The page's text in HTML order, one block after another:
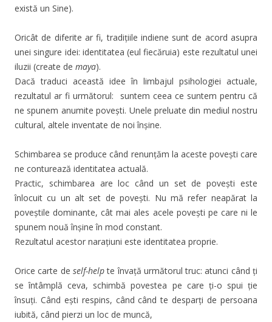
există un Sine).
Oricât de diferite ar fi, tradițiile indiene sunt de acord asupra
unei singure idei: identitatea (eul fiecăruia) este rezultatul unei
iluzii (create de maya).
Dacă traduci această idee în limbajul psihologiei actuale,
rezultatul ar fi următorul: suntem ceea ce suntem pentru că
ne spunem anumite povești. Unele preluate din mediul nostru
cultural, altele inventate de noi înșine.
Schimbarea se produce când renunțăm la aceste povești care
ne conturează identitatea actuală.
Practic, schimbarea are loc când un set de povești este
înlocuit cu un alt set de povești. Nu mă refer neapărat la
poveștile dominante, cât mai ales acele povești pe care ni le
spunem nouă înșine în mod constant.
Rezultatul acestor narațiuni este identitatea proprie.
Orice carte de self-helpte învață următorul truc: atunci când ți
se întâmplă ceva, schimbă povestea pe care ți-o spui ție
însuți. Când ești respins, când când te desparți de persoana
iubită, când pierzi un loc de muncă,